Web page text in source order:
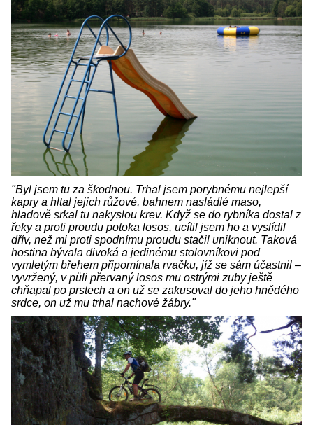
"Byl jsem tu za škodnou. Trhal jsem porybnému nejlepší
kapry a hltal jejich růžové, bahnem nasládlé maso,
hladově srkal tu nakyslou krev. Když se do rybníka dostal z
řeky a proti proudu potoka losos, ucítil jsem ho a vyslídil
dřív, než mi proti spodnímu proudu stačil uniknout. Taková
hostina bývala divoká a jedinému stolovníkovi pod
vymletým břehem připomínala rvačku, jíž se sám účastnil –
vyvržený, v půli přervaný losos mu ostrými zuby ještě
chňapal po prstech a on už se zakusoval do jeho hnědého
srdce, on už mu trhal nachové žábry."